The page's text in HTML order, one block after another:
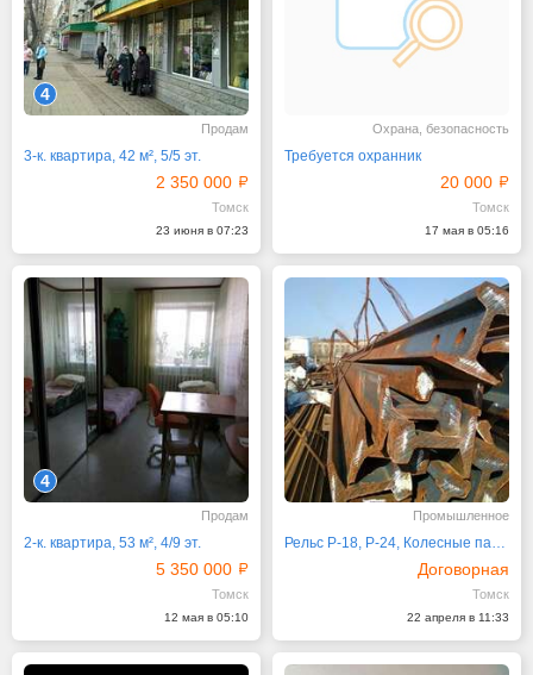
4
Продам
3-к. квартира, 42 м², 5/5 эт.
2 350 000
Томск
23 июня в 07:23
Охрана, безопасность
Требуется охранник
20 000
Томск
17 мая в 05:16
4
Продам
2-к. квартира, 53 м², 4/9 эт.
5 350 000
Томск
12 мая в 05:10
Промышленное
Рельс Р-18, Р-24, Колесные пары
Договорная
Томск
22 апреля в 11:33